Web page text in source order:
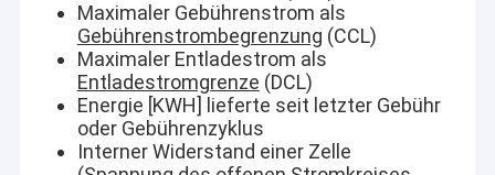
Maximaler Gebührenstrom als
Gebührenstrombegrenzung (CCL)
Maximaler Entladestrom als
Entladestromgrenze (DCL)
Energie [KWH] lieferte seit letzter Gebühr
oder Gebührenzyklus
Interner Widerstand einer Zelle